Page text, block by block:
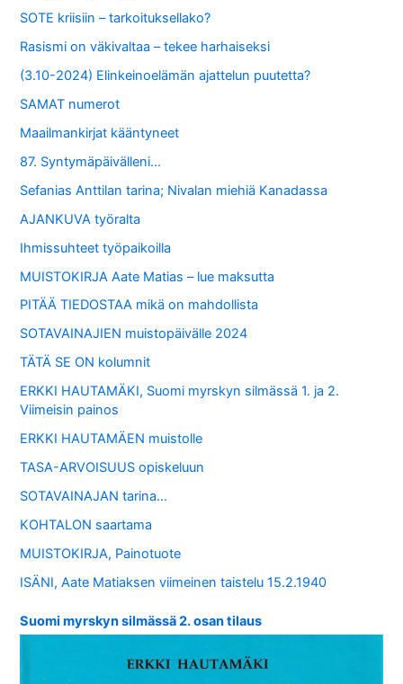
SOTE kriisiin – tarkoituksellako?
Rasismi on väkivaltaa – tekee harhaiseksi
(3.10-2024) Elinkeinoelämän ajattelun puutetta?
SAMAT numerot
Maailmankirjat kääntyneet
87. Syntymäpäivälleni…
Sefanias Anttilan tarina; Nivalan miehiä Kanadassa
AJANKUVA työralta
Ihmissuhteet työpaikoilla
MUISTOKIRJA Aate Matias – lue maksutta
PITÄÄ TIEDOSTAA mikä on mahdollista
SOTAVAINAJIEN muistopäivälle 2024
TÄTÄ SE ON kolumnit
ERKKI HAUTAMÄKI, Suomi myrskyn silmässä 1. ja 2.
Viimeisin painos
ERKKI HAUTAMÄEN muistolle
TASA-ARVOISUUS opiskeluun
SOTAVAINAJAN tarina…
KOHTALON saartama
MUISTOKIRJA, Painotuote
ISÄNI, Aate Matiaksen viimeinen taistelu 15.2.1940
Suomi myrskyn silmässä 2. osan tilaus